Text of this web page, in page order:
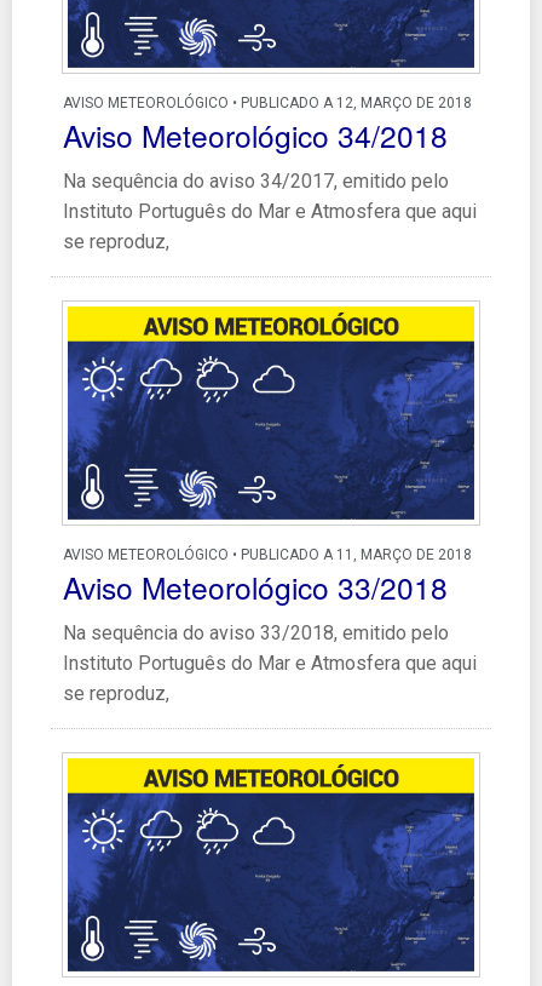
AVISO METEOROLÓGICO • PUBLICADO A 12, MARÇO DE 2018
Aviso Meteorológico 34/2018
Na sequência do aviso 34/2017, emitido pelo
Instituto Português do Mar e Atmosfera que aqui
se reproduz,
AVISO METEOROLÓGICO • PUBLICADO A 11, MARÇO DE 2018
Aviso Meteorológico 33/2018
Na sequência do aviso 33/2018, emitido pelo
Instituto Português do Mar e Atmosfera que aqui
se reproduz,